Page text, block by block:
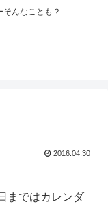
んなことも？
2016.04.30
まではカレンダ